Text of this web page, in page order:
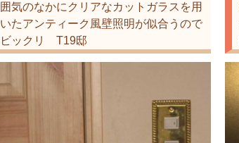
囲気のなかにクリアなカットガラスを用
いたアンティーク風壁照明が似合うので
ビックリ T19邸